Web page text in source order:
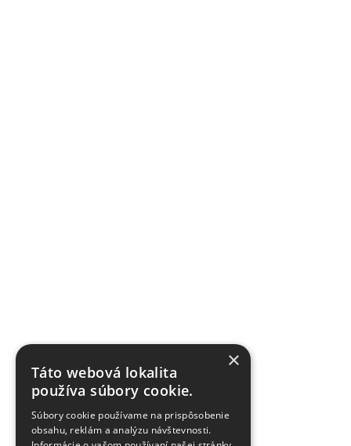
×
Táto webová lokalita
používa súbory cookie.
Súbory cookie používame na prispôsobenie
obsahu, reklám a analýzu návštevnosti.